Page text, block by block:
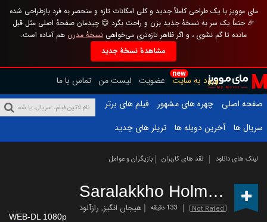
مای موویز با یک طراحی کاملاً جدید و کلی امکانات تازه و منحصر به فرد بازطراحی شده
🎉 حتماً یک سر به نسخهٔ جدید بزن و راحت بگرد 😊 چیدمان صفحهٔ اصلی مثل قبل
مانده تا گم نشوی ، و اگر ظاهر تازه‌تری می‌خواهینسخهٔ مدرن هم آماده است.
مشاهدهٔ نسخهٔ جدید
new
ورود به سایت عضویت لیست من تماس با ما
صفحه اصلی
چهره های مشهور
فیلم های برتر
سریال ها
آخرین دوبله ها تریلر های جدید
لینک های دانلود نقد های کاربران بازیگران و عوامل
Saralakkho Holmes (2025)
Not Rated 133 دقیقه هیجان انگیز, رازآلود
WEB-DL 1080p